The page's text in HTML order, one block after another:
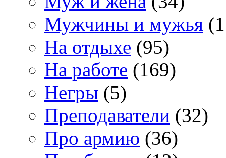
Мужчины и мужья
На отдыхе (95)
На работе (169)
Негры (5)
Преподаватели (32)
Про армию (36)